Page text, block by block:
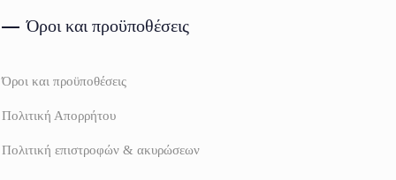
Όροι και προϋποθέσεις
Όροι και προϋποθέσεις
Πολιτική Απορρήτου
Πολιτική επιστροφών & ακυρώσεων